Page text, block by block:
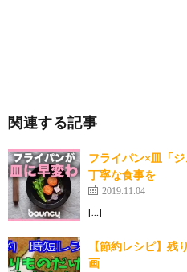
関連する記事
フライパン×皿「
丁寧な食事を
2019.11.04
[…]
【節約レシピ】残
画